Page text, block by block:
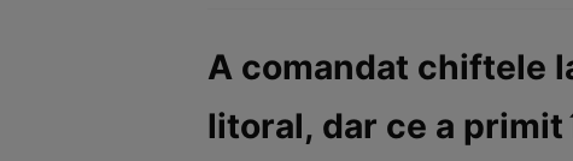
InternaționalFapt diversTehnologie
A comandat chiftele
litoral, dar ce a